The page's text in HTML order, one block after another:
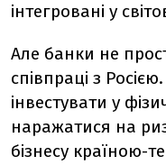
інтегровані у
Але банки не
співпраці з
інвестувати у
наражатися на
бізнесу країною-